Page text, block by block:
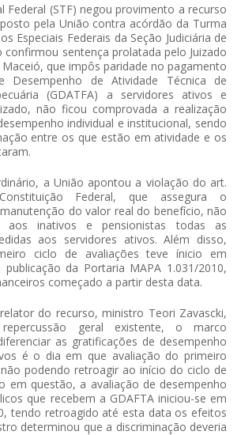
Federal (STF) negou provimento a recurso
pela União contra acórdão da Turma
Especiais Federais da Seção Judiciária de
confirmou sentença prolatada pelo Juizado
Maceió, que impôs paridade no pagamento
Desempenho de Atividade Técnica de
(GDATFA) a servidores ativos e
não ficou comprovada a realização
individual e institucional, sendo
entre os que estão em atividade e os
a União apontou a violação do art.
Federal, que assegura o
do valor real do benefício, não
aos inativos e pensionistas todas as
aos servidores ativos. Além disso,
ciclo de avaliações teve ínicio em
da Portaria MAPA 1.031/2010,
começado a partir desta data.
do recurso, ministro Teori Zavascki,
geral existente, o marco
as gratificações de desempenho
é o dia em que avaliação do primeiro
podendo retroagir ao início do ciclo de
em questão, a avaliação de desempenho
que recebem a GDAFTA iniciou-se em
tendo retroagido até esta data os efeitos
determinou que a discriminação deveria